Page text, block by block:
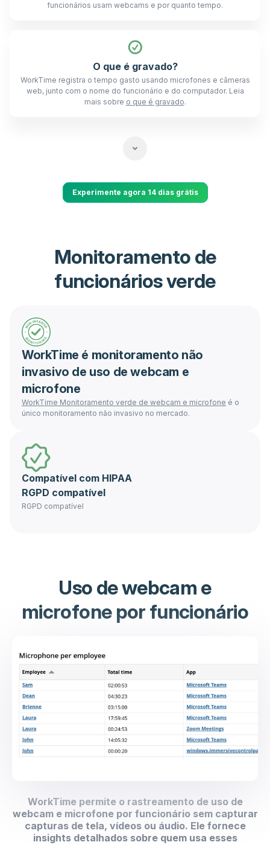
funcionários usam webcams e por quanto tempo.
O que é gravado?
WorkTime registra o tempo gasto usando microfones e câmeras
web, junto com o nome do funcionário e do computador. Leia
mais sobre o que é gravado.
Experimente agora 14 dias grátis
Monitoramento de
funcionários verde
WorkTime é monitoramento não
invasivo de uso de webcam e
microfone
WorkTime Monitoramento verde de webcam e microfone é o
único monitoramento não invasivo no mercado.
Compatível com HIPAA
RGPD compatível
RGPD compatível
WorkTime permite o rastreamento de uso de
webcam e microfone por funcionário sem capturar
capturas de tela, vídeos ou áudio. Ele fornece
insights detalhados sobre quem usa esses
Uso de webcam e
microfone por funcionário